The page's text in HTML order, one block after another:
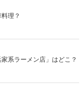
理？
系ラーメン店」はどこ？